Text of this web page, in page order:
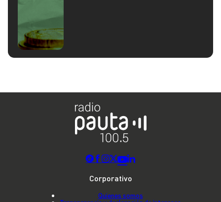
Corporativo
Quienes somos